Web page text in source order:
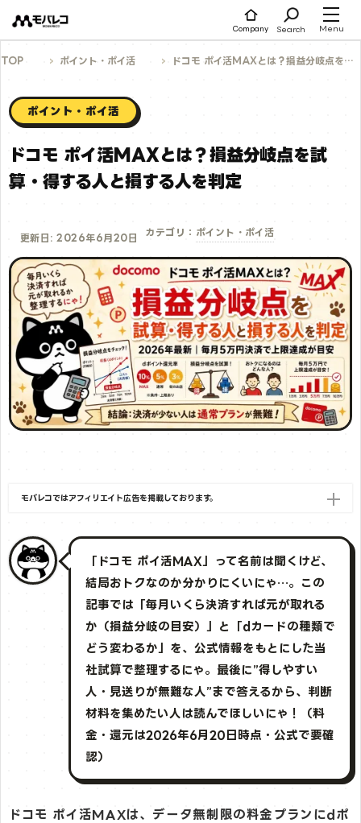
ツ
ス
Company Search Menu
TOP ポイント・ポイ活 ドコモ ポイ活MAXとは？損益分岐点を試算・得する人と損する人を判定
ポイント・ポイ活
ドコモ ポイ活MAXとは？損益分岐点を試
算・得する人と損する人を判定
更新日: 2026年6月20日
カテゴリ： ポイント・ポイ活
モバレコではアフィリエイト広告を掲載しております。
「ドコモ ポイ活MAX」って名前は聞くけど、
結局おトクなのか分かりにくいにゃ…。この
記事では「毎月いくら決済すれば元が取れる
か（損益分岐の目安）」と「dカードの種類で
どう変わるか」を、公式情報をもとにした当
社試算で整理するにゃ。最後に”得しやすい
人・見送りが無難な人”まで答えるから、判断
材料を集めたい人は読んでほしいにゃ！（料
金・還元は2026年6月20日時点・公式で要確
認）
ドコモ ポイ活MAXは、データ無制限の料金プランにdポ